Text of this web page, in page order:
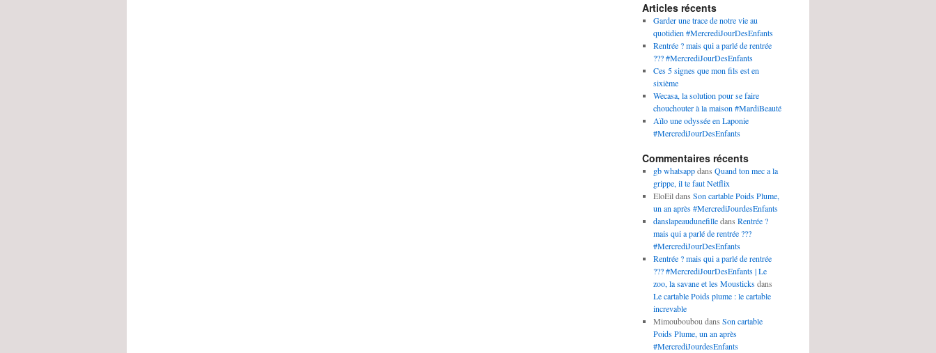
Articles récents
Garder une trace de notre vie au
quotidien #MercrediJourDesEnfants
Rentrée ? mais qui a parlé de rentrée
??? #MercrediJourDesEnfants
Ces 5 signes que mon fils est en
sixième
Wecasa, la solution pour se faire
chouchouter à la maison #MardiBeauté
Aïlo une odyssée en Laponie
#MercrediJourDesEnfants
Commentaires récents
gb whatsappdans Quand ton mec a la
grippe, il te faut Netflix
EloEildans Son cartable Poids Plume,
un an après #MercrediJourdesEnfants
danslapeaudunefilledans Rentrée ?
mais qui a parlé de rentrée ???
#MercrediJourDesEnfants
Rentrée ? mais qui a parlé de rentrée
??? #MercrediJourDesEnfants | Le
zoo, la savane et les Mousticksdans
Le cartable Poids plume : le cartable
increvable
Mimoubouboudans Son cartable
Poids Plume, un an après
#MercrediJourdesEnfants